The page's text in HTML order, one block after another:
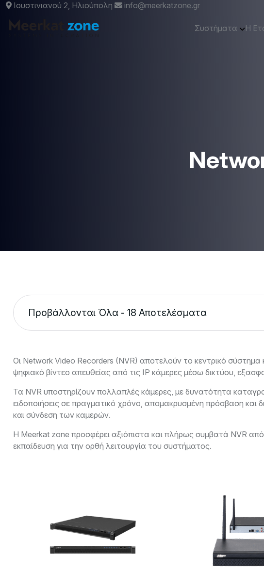
Ιουστινιανού 2, Ηλιούπολη info@meerkatzone.gr
Συστήματα Η
Προβάλλονται Όλα - 18 Αποτελέσματα
Οι Network Video Recorders (NVR) αποτελούν το κεντρικό
ψηφιακό βίντεο απευθείας από τις IP κάμερες μέσω δικτύου,
Τα NVR υποστηρίζουν πολλαπλές κάμερες, με δυνατότητα
ειδοποιήσεις σε πραγματικό χρόνο, απομακρυσμένη πρόσβαση
και σύνδεση των καμερών.
Η Meerkat zone προσφέρει αξιόπιστα και πλήρως συμβατά NVR
εκπαίδευση για την ορθή λειτουργία του συστήματος.